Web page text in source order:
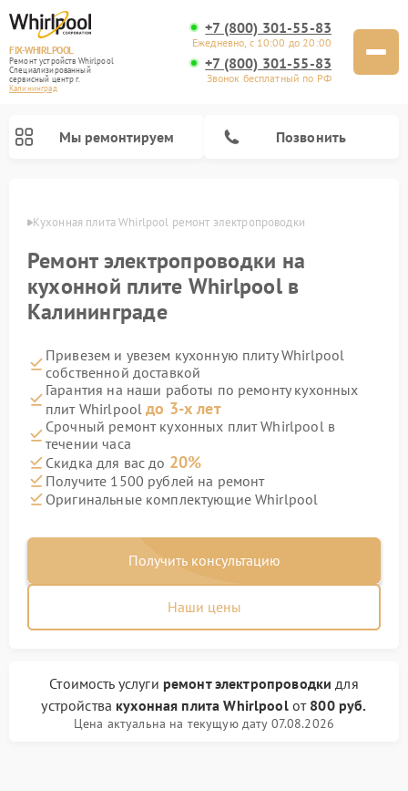
FIX-WHIRLPOOL
Ремонт устройств Whirlpool
Специализированный
cервисный центр г.
Калининград
+7 (800) 301-55-83
Ежедневно, с 10:00 до 20:00
+7 (800) 301-55-83
Звонок бесплатный по РФ
Мы ремонтируем Позвонить
Кухонная плита Whirlpool ремонт электропроводки
Ремонт электропроводки на
кухонной плите Whirlpool в
Калининграде
Привезем и увезем кухонную плиту Whirlpool
собственной доставкой
Гарантия на наши работы по ремонту кухонных
плит Whirlpoolдо 3-х лет
Срочный ремонт кухонных плит Whirlpool в
течении часа
Скидка для вас до 20%
Получите 1500 рублей на ремонт
Оригинальные комплектующие Whirlpool
Получить консультацию
Наши цены
Стоимость услуги ремонт электропроводки для
устройства кухонная плита Whirlpoolот 800 руб.
Цена актуальна на текущую дату 07.08.2026